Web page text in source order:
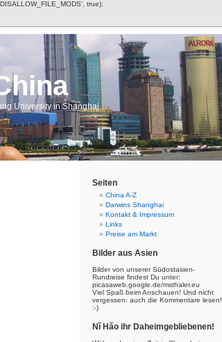
true);
University in Shanghai
Seiten
China A-Z
Darwins Shanghai
Kontakt & Impressum
Links
Preise am Markt
Bilder aus Asien
Bilder von unserer Südostasien-
Rundreise findest Du unter:
picasaweb.google.de/msthaler.eu
Viel Spaß beim Anschauen! Und nicht
vergessen: auch die Kommentare lesen!
:-)
Nĭ Hăo ihr Daheimgebliebenen!